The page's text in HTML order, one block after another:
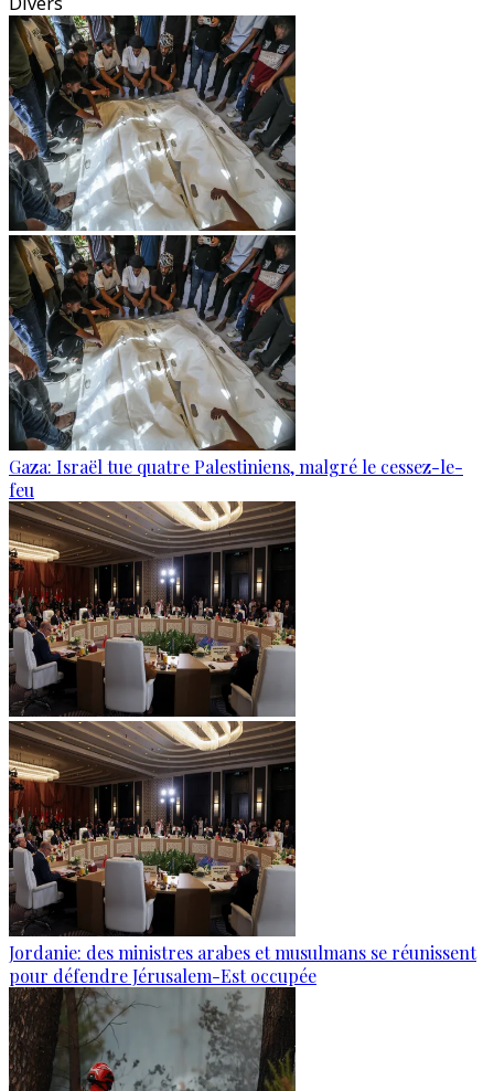
Gaza: Israël tue quatre Palestiniens, malgré le cessez-le-
feu
Jordanie: des ministres arabes et musulmans se réunissent
pour défendre Jérusalem-Est occupée